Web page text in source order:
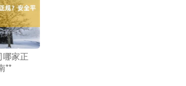
哪家正
**